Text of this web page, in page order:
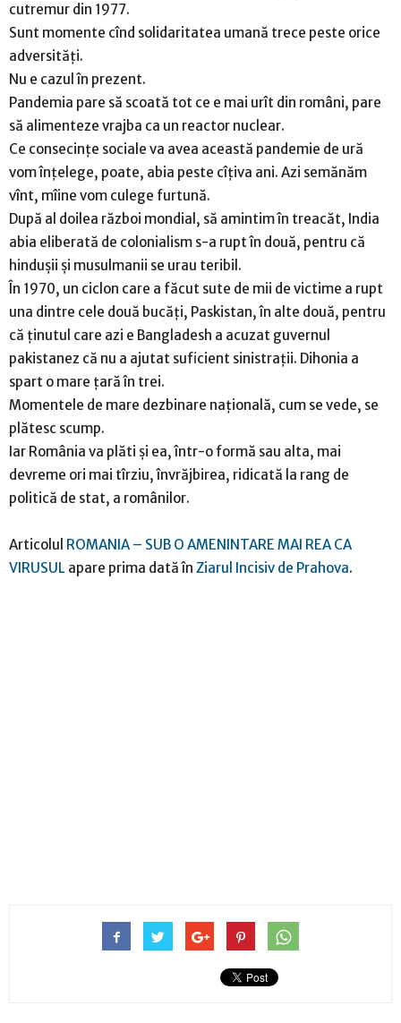
cutremur din 1977.
Sunt momente cînd solidaritatea umană trece peste orice
adversități.
Nu e cazul în prezent.
Pandemia pare să scoată tot ce e mai urît din români, pare
să alimenteze vrajba ca un reactor nuclear.
Ce consecințe sociale va avea această pandemie de ură
vom înțelege, poate, abia peste cîțiva ani. Azi semănăm
vînt, mîine vom culege furtună.
După al doilea război mondial, să amintim în treacăt, India
abia eliberată de colonialism s-a rupt în două, pentru că
hindușii și musulmanii se urau teribil.
În 1970, un ciclon care a făcut sute de mii de victime a rupt
una dintre cele două bucăți, Paskistan, în alte două, pentru
că ținutul care azi e Bangladesh a acuzat guvernul
pakistanez că nu a ajutat suficient sinistrații. Dihonia a
spart o mare țară în trei.
Momentele de mare dezbinare națională, cum se vede, se
plătesc scump.
Iar România va plăti și ea, într-o formă sau alta, mai
devreme ori mai tîrziu, învrăjbirea, ridicată la rang de
politică de stat, a românilor.
Articolul ROMANIA – SUB O AMENINTARE MAI REA CA
VIRUSUL apare prima dată în Ziarul Incisiv de Prahova.